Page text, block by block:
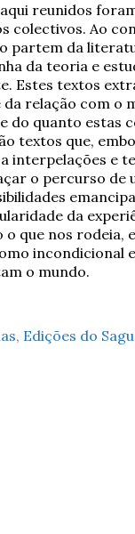
reunidos
colectivos. Ao
partem da
da teoria e
Estes textos
relação com o
do quanto estas
textos que,
interpelações e
o percurso de
da
o que nos
incondicional
o mundo.
, Edições do